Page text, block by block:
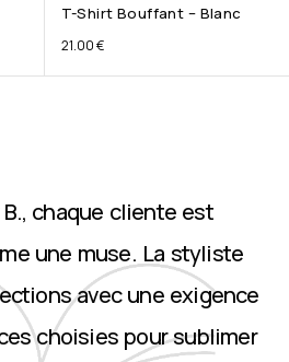
T-Shirt Bouffant – Blanc
21.00€
chaque cliente est
une muse. La styliste
avec une exigence
choisies pour sublimer